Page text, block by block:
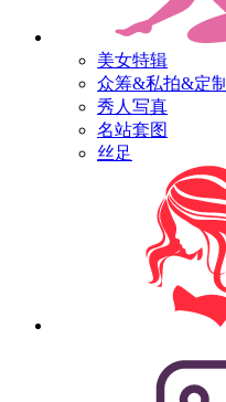
美女特辑
众筹&私拍&定制
秀人写真
名站套图
丝足